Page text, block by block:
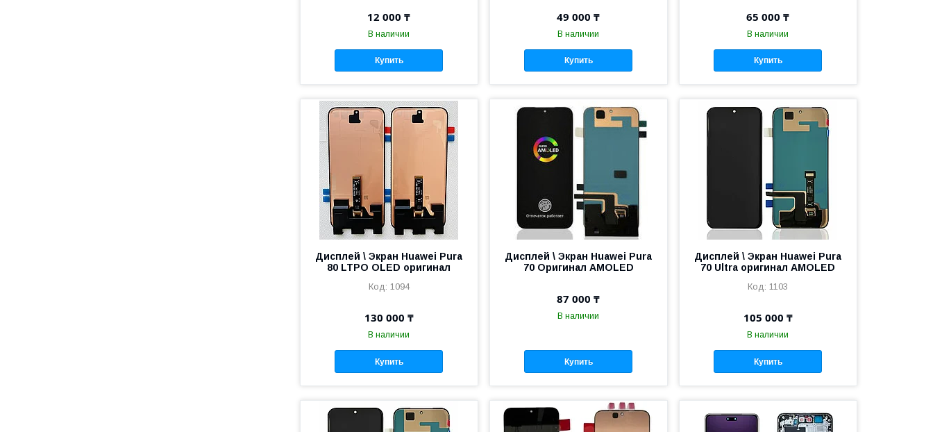
12 000 ₸
В наличии
Купить
49 000 ₸
В наличии
Купить
65 000 ₸
В наличии
Купить
Дисплей \ Экран Huawei Pura
80 LTPO OLED оригинал
1094
130 000 ₸
В наличии
Купить
Дисплей \ Экран Huawei Pura
70 Оригинал AMOLED
87 000 ₸
В наличии
Купить
Дисплей \ Экран Huawei Pura
70 Ultra оригинал AMOLED
1103
105 000 ₸
В наличии
Купить